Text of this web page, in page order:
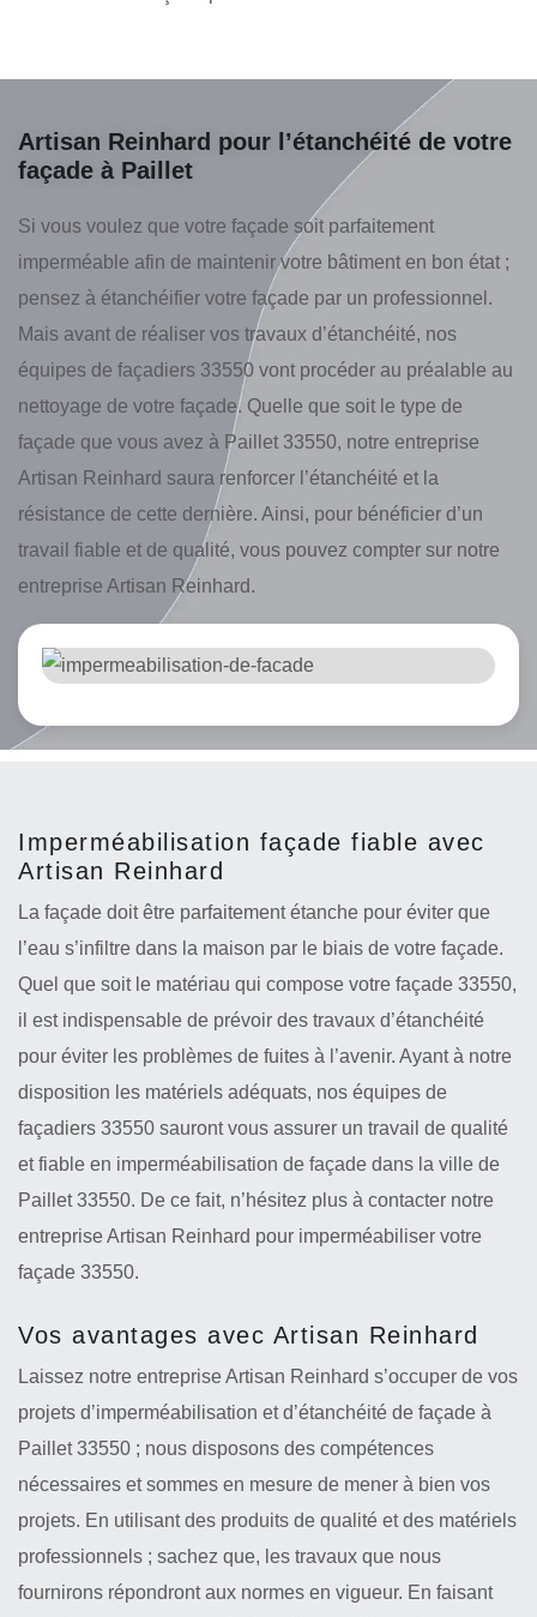
Artisan Reinhard pour l’étanchéité de votre
façade à Paillet
Si vous voulez que votre façade soit parfaitement
imperméable afin de maintenir votre bâtiment en bon état ;
pensez à étanchéifier votre façade par un professionnel.
Mais avant de réaliser vos travaux d’étanchéité, nos
équipes de façadiers 33550 vont procéder au préalable au
nettoyage de votre façade. Quelle que soit le type de
façade que vous avez à Paillet 33550, notre entreprise
Artisan Reinhard saura renforcer l’étanchéité et la
résistance de cette dernière. Ainsi, pour bénéficier d’un
travail fiable et de qualité, vous pouvez compter sur notre
entreprise Artisan Reinhard.
Imperméabilisation façade fiable avec
Artisan Reinhard
La façade doit être parfaitement étanche pour éviter que
l’eau s’infiltre dans la maison par le biais de votre façade.
Quel que soit le matériau qui compose votre façade 33550,
il est indispensable de prévoir des travaux d’étanchéité
pour éviter les problèmes de fuites à l’avenir. Ayant à notre
disposition les matériels adéquats, nos équipes de
façadiers 33550 sauront vous assurer un travail de qualité
et fiable en imperméabilisation de façade dans la ville de
Paillet 33550. De ce fait, n’hésitez plus à contacter notre
entreprise Artisan Reinhard pour imperméabiliser votre
façade 33550.
Vos avantages avec Artisan Reinhard
Laissez notre entreprise Artisan Reinhard s’occuper de vos
projets d’imperméabilisation et d’étanchéité de façade à
Paillet 33550 ; nous disposons des compétences
nécessaires et sommes en mesure de mener à bien vos
projets. En utilisant des produits de qualité et des matériels
professionnels ; sachez que, les travaux que nous
fournirons répondront aux normes en vigueur. En faisant